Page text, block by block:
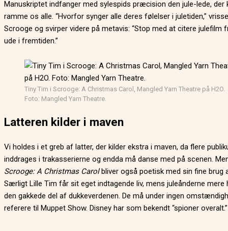
Manuskriptet indfanger med sylespids præcision den jule-lede, der
ramme os alle. “Hvorfor synger alle deres følelser i juletiden,”
Scrooge og svirper videre på metavis: “Stop med at citere julefilm
ude i fremtiden.”
Tiny Tim i Scrooge: A Christmas Carol, Mangled Yarn Theatre på H2O.
Foto: Mangled Yarn Theatre.
Latteren kilder i maven
Vi holdes i et greb af latter, der kilder ekstra i maven, da flere
inddrages i trakasserierne og endda må danse med på scenen.
Scrooge: A Christmas Carolbliver også poetisk med sin fine brug
Særligt Lille Tim får sit eget indtagende liv, mens juleånderne mere
den gakkede del af dukkeverdenen. De må under ingen
referere til Muppet Show. Disney har som bekendt “spioner overalt.”